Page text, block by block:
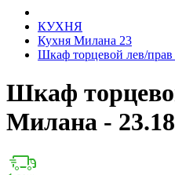
КУХНЯ
Кухня Милана 23
Шкаф торцевой лев/
Шкаф
Милана - 23.18